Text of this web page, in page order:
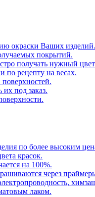
окраски Ваших изделий.
покрытий.
получать нужный
по рецепту на весах.
под заказ.
по более высоким
красок.
на 100%.
через
лаком.